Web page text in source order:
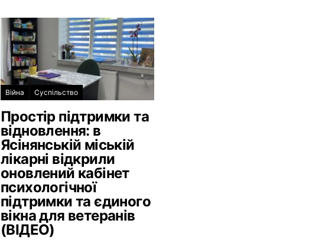
Війна Суспільство
Простір підтримки та
відновлення: в
Ясінянській міській
лікарні відкрили
оновлений кабінет
психологічної
підтримки та єдиного
вікна для ветеранів
(ВІДЕО)